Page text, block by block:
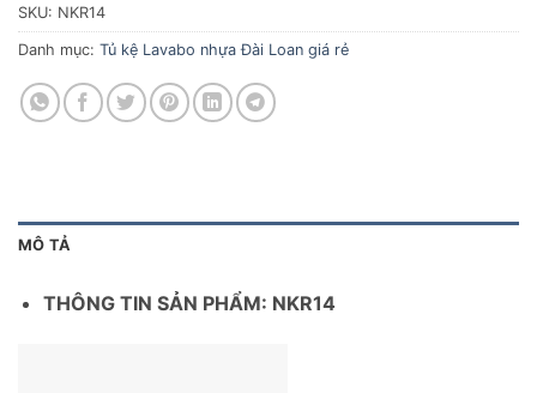
SKU: NKR14
Danh mục: Tủ kệ Lavabo nhựa Đài Loan giá rẻ
MÔ TẢ
THÔNG TIN SẢN PHẨM: NKR14